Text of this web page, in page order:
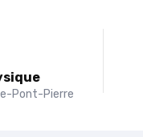
Pont-Pierre